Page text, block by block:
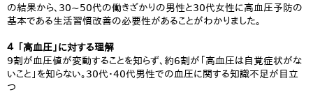
の結果から、30~50代の働きざかりの男性と30代女性に高血圧予防の
基本である生活習慣改善の必要性があることがわかりました。
４ 「高血圧」に対する理解
9割が血圧値が変動することを知らず、約6割が「高血圧は自覚症状がな
いこと」を知らない。30代・40代男性での血圧に関する知識不足が目立
つ